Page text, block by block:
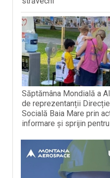
Săptămâna Mondială a
de reprezentanții
Socială Baia Mare prin
informare și sprijin